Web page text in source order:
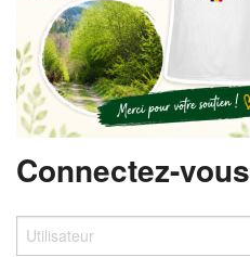
MOT DE PASSE OUBLIÉ
Connectez-vous